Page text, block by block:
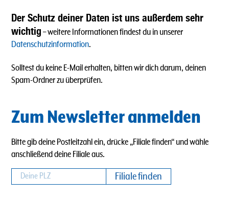
Der Schutz deiner Daten ist uns außerdem sehr
wichtig – weitere Informationen findest du in unserer
Datenschutzinformation.
Solltest du keine E-Mail erhalten, bitten wir dich darum, deinen
Spam-Ordner zu überprüfen.
Zum Newsletter anmelden
Bitte gib deine Postleitzahl ein, drücke „Filiale finden“ und wähle
anschließend deine Filiale aus.